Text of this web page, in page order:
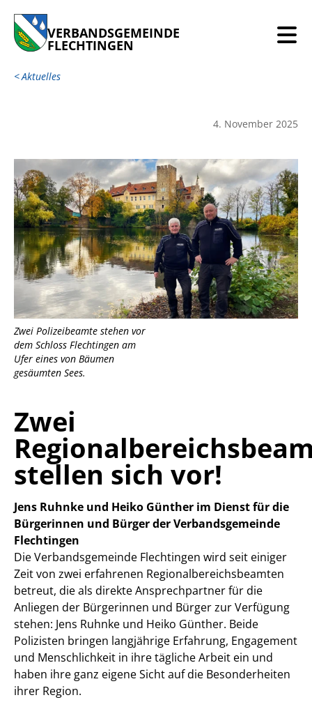
VERBANDSGEMEINDE
FLECHTINGEN
Aktuelles
Zwei Polizeibeamte stehen vor
dem Schloss Flechtingen am
Ufer eines von Bäumen
gesäumten Sees.
Zwei
stellen sich vor!
4. November 2025
Jens Ruhnke und Heiko Günther im Dienst für die
Bürgerinnen und Bürger der Verbandsgemeinde
Flechtingen
Die Verbandsgemeinde Flechtingen wird seit einiger
Zeit von zwei erfahrenen Regionalbereichsbeamten
betreut, die als direkte Ansprechpartner für die
Anliegen der Bürgerinnen und Bürger zur Verfügung
stehen: Jens Ruhnke und Heiko Günther. Beide
Polizisten bringen langjährige Erfahrung, Engagement
und Menschlichkeit in ihre tägliche Arbeit ein und
haben ihre ganz eigene Sicht auf die Besonderheiten
ihrer Region.